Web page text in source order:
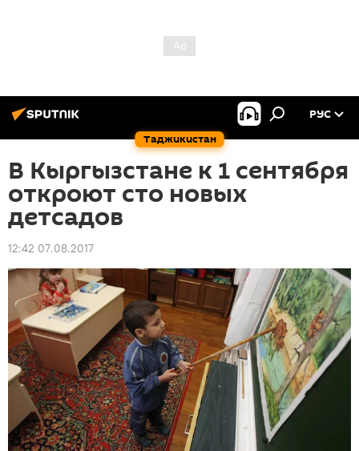
Таджикистан
РУС
В Кыргызстане к 1 сентября
откроют сто новых
детсадов
12:42 07.08.2017